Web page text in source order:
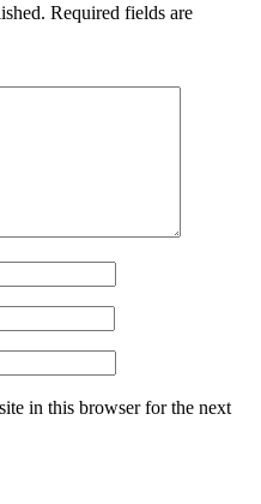
Required fields are
in this browser for the next